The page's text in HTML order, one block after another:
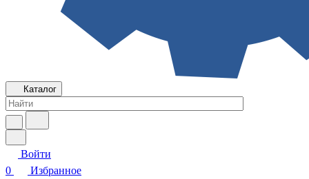
Каталог
Войти
0
Избранное